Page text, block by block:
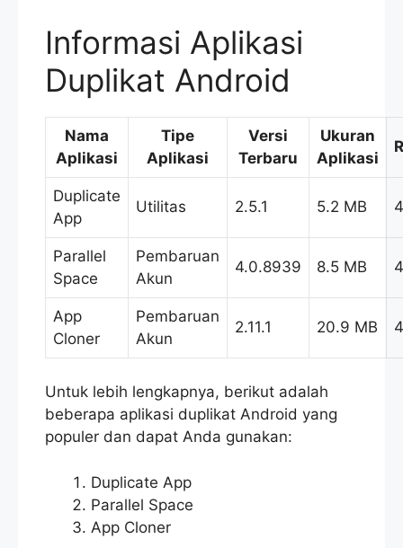
Informasi Aplikasi
Duplikat Android
Nama
Aplikasi
Tipe
Aplikasi
Versi
Terbaru
Ukuran
Aplikasi
Duplicate
App
Utilitas 2.5.1 5.2 MB
Parallel
Space
Pembaruan
Akun
4.0.8939 8.5 MB
App
Cloner
Pembaruan
Akun
2.11.1 20.9 MB
Untuk lebih lengkapnya, berikut adalah
beberapa aplikasi duplikat Android yang
populer dan dapat Anda gunakan:
Duplicate App
Parallel Space
App Cloner